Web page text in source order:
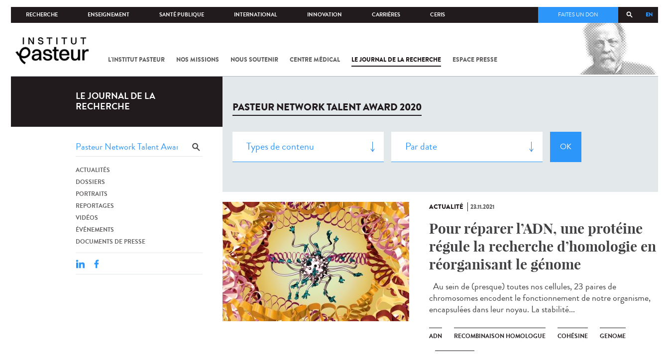
RECHERCHE ENSEIGNEMENT SANTÉ PUBLIQUE INTERNATIONAL INNOVATION CARRIÈRES CERIS EN
FAITES UN DON
L'INSTITUT PASTEUR NOS MISSIONS NOUS SOUTENIR CENTRE MÉDICAL LE JOURNAL DE LA RECHERCHE ESPACE PRESSE
COV-2 /
LE JOURNAL DE LA
RECHERCHE
ACTUALITÉS
DOSSIERS
PORTRAITS
REPORTAGES
VIDÉOS
ÉVÉNEMENTS
DOCUMENTS DE PRESSE
PASTEUR NETWORK TALENT AWARD 2020
ACTUALITÉ 23.11.2021
Pour réparer l’ADN, une protéine
régule la recherche d’homologie en
réorganisant le génome
Au sein de (presque) toutes nos cellules, 23 paires de
chromosomes encodent le fonctionnement de notre organisme,
encapsulées dans leur noyau. La stabilité...
ADN RECOMBINAISON HOMOLOGUE COHÉSINE GENOME